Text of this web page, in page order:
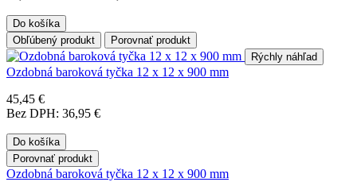
Do košíka
Obľúbený produkt
Porovnať produkt
Rýchly náhľad
Ozdobná baroková tyčka 12 x 12 x 900 mm
45,45 €
Bez DPH: 36,95 €
Do košíka
Porovnať produkt
Ozdobná baroková tyčka 12 x 12 x 900 mm